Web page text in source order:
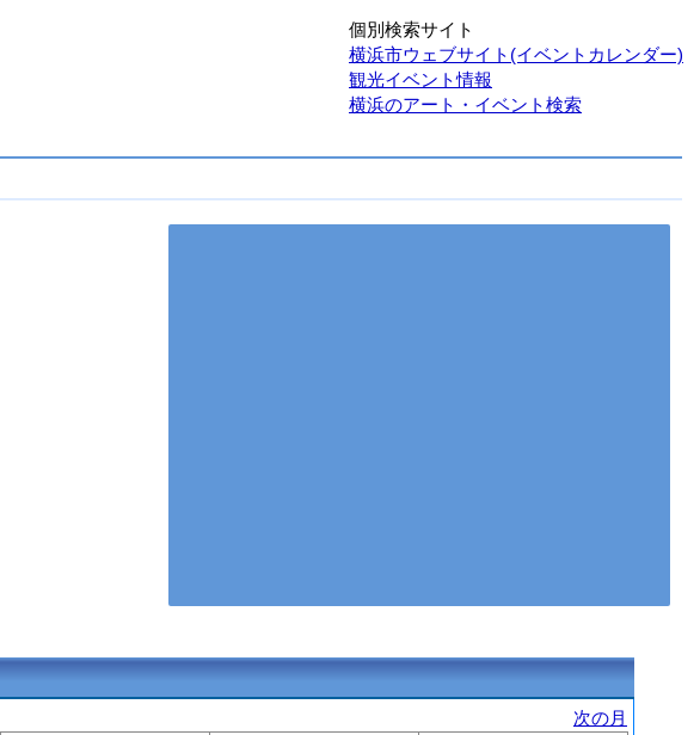
個別検索サイト
横浜市ウェブサイト(イベントカレンダー)
観光イベント情報
横浜のアート・イベント検索
次の月